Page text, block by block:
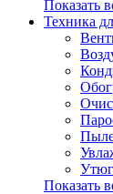
Показать
Техника
Показать